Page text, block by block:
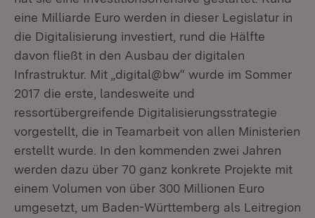
eine Milliarde Euro werden in dieser Legislatur in
die Digitalisierung investiert, rund die Hälfte
davon fließt in den Ausbau der digitalen
Infrastruktur. Mit „digital@bw“ wurde im Sommer
2017 die erste, landesweite und
ressortübergreifende Digitalisierungsstrategie
vorgestellt, die in Teamarbeit von allen Ministerien
erstellt wurde. In den kommenden zwei Jahren
werden dazu über 70 ganz konkrete Projekte mit
einem Volumen von über 300 Millionen Euro
umgesetzt, um Baden-Württemberg als Leitregion